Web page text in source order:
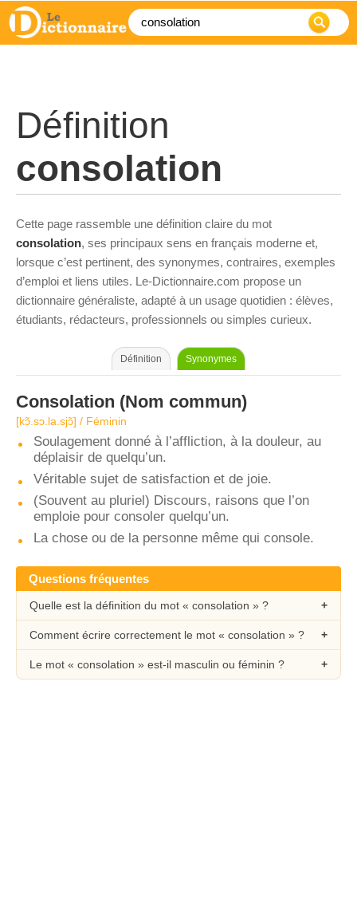
Définition
consolation
Cette page rassemble une définition claire du mot
consolation, ses principaux sens en français moderne et,
lorsque c’est pertinent, des synonymes, contraires, exemples
d’emploi et liens utiles. Le-Dictionnaire.com propose un
dictionnaire généraliste, adapté à un usage quotidien : élèves,
étudiants, rédacteurs, professionnels ou simples curieux.
Définition Synonymes
Consolation (Nom commun)
[kɔ̃.sɔ.la.sjɔ̃] / Féminin
Soulagement donné à l’affliction, à la douleur, au
déplaisir de quelqu’un.
Véritable sujet de satisfaction et de joie.
(Souvent au pluriel) Discours, raisons que l’on
emploie pour consoler quelqu’un.
La chose ou de la personne même qui console.
Questions fréquentes
Quelle est la définition du mot « consolation » ?
Comment écrire correctement le mot « consolation » ?
Le mot « consolation » est-il masculin ou féminin ?